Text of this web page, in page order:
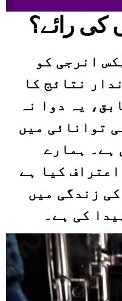
کی رائے؟
انرجی کو
نتائج کا
یہ دوا نہ
توانائی میں
ہے۔ ہمارے
کیا ہے
زندگی میں
کی ہے۔